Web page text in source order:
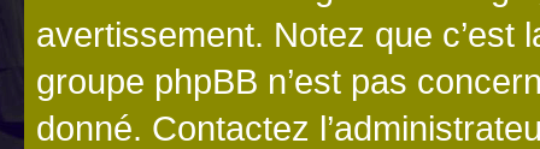
avertissement. Notez que c’est
groupe phpBB n’est pas
donné. Contactez